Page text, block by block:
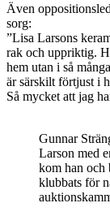
Även
sorg:
”Lisa Larsons
rak och uppriktig.
hem utan i så
är särskilt förtjust i
Så mycket att jag
Gunnar
Larson med
kom han och
klubbats för